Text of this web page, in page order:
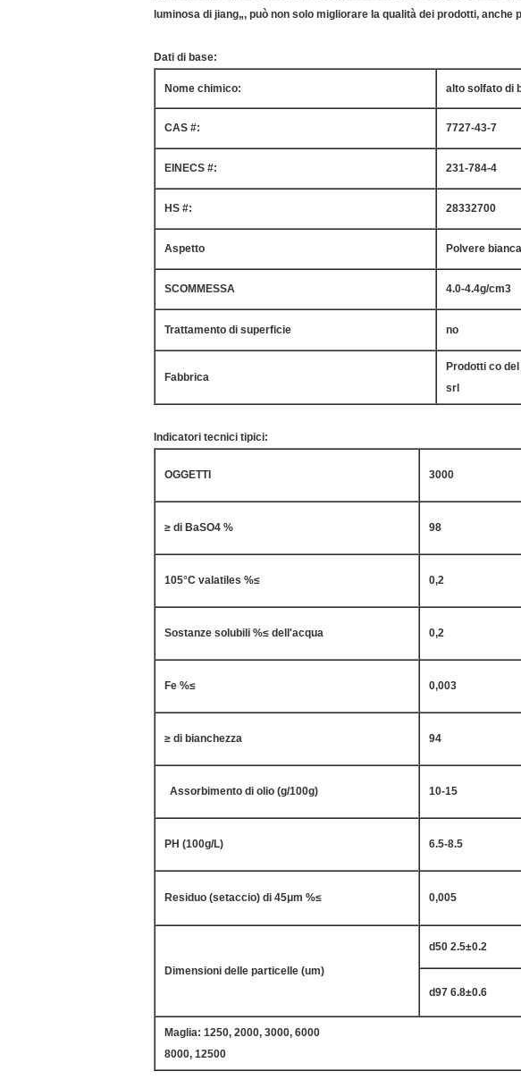
luminosa di jiang„, può non solo migliorare la qualità dei prodotti, anche
Dati di base:
Nome chimico: alto solfato di
CAS #: 7727-43-7
EINECS #: 231-784-4
HS #: 28332700
Aspetto Polvere bianca
SCOMMESSA 4.0-4.4g/cm3
Trattamento di superficie no
Fabbrica
Prodotti co
srl
Indicatori tecnici tipici:
OGGETTI 3000
≥ di BaSO4 % 98
105°C valatiles %≤ 0,2
Sostanze solubili %≤ dell'acqua 0,2
Fe %≤ 0,003
≥ di bianchezza 94
Assorbimento di olio (g/100g) 10-15
PH (100g/L) 6.5-8.5
Residuo (setaccio) di 45μm %≤ 0,005
Dimensioni delle particelle (um)
d50 2.5±0.2
d97 6.8±0.6
Maglia: 1250, 2000, 3000, 6000
8000, 12500